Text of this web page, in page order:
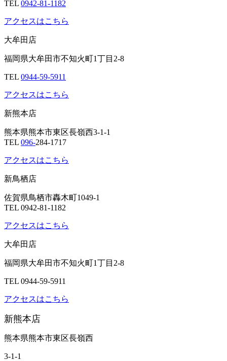
TEL 0942-81-1182
アクセスはこちら
大牟田店
福岡県大牟田市不知火町1丁目2-8
TEL 0944-59-5911
アクセスはこちら
新熊本店
熊本県熊本市東区長嶺西3-1-1
TEL 096-284-1717
アクセスはこちら
新鳥栖店
佐賀県鳥栖市轟木町1049-1
TEL 0942-81-1182
アクセスはこちら
大牟田店
福岡県大牟田市不知火町1丁目2-8
TEL 0944-59-5911
アクセスはこちら
新熊本店
熊本県熊本市東区長嶺西
3-1-1